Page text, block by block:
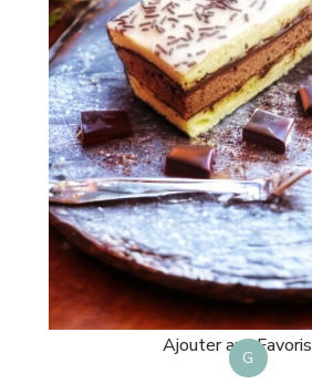
Ajouter aux Favoris
G